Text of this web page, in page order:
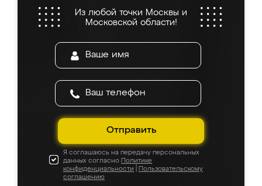
Из любой точки Москвы и
Московской области!
Отправить
Я соглашаюсь на передачу персональных
данных согласно Политике
конфиденциальности
Пользовательскому
соглашению